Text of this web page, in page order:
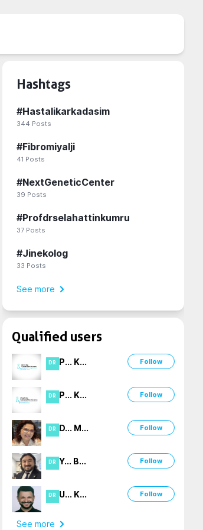
Hashtags
#Hastalikarkadasim
344 Posts
#Fibromiyalji
41 Posts
#NextGeneticCenter
39 Posts
#Profdrselahattinkumru
37 Posts
#Jinekolog
33 Posts
See more
Qualified users
DR P... K... Follow
DR P... K... Follow
DR D... M... Follow
DR Y... B... Follow
DR U... K... Follow
See more